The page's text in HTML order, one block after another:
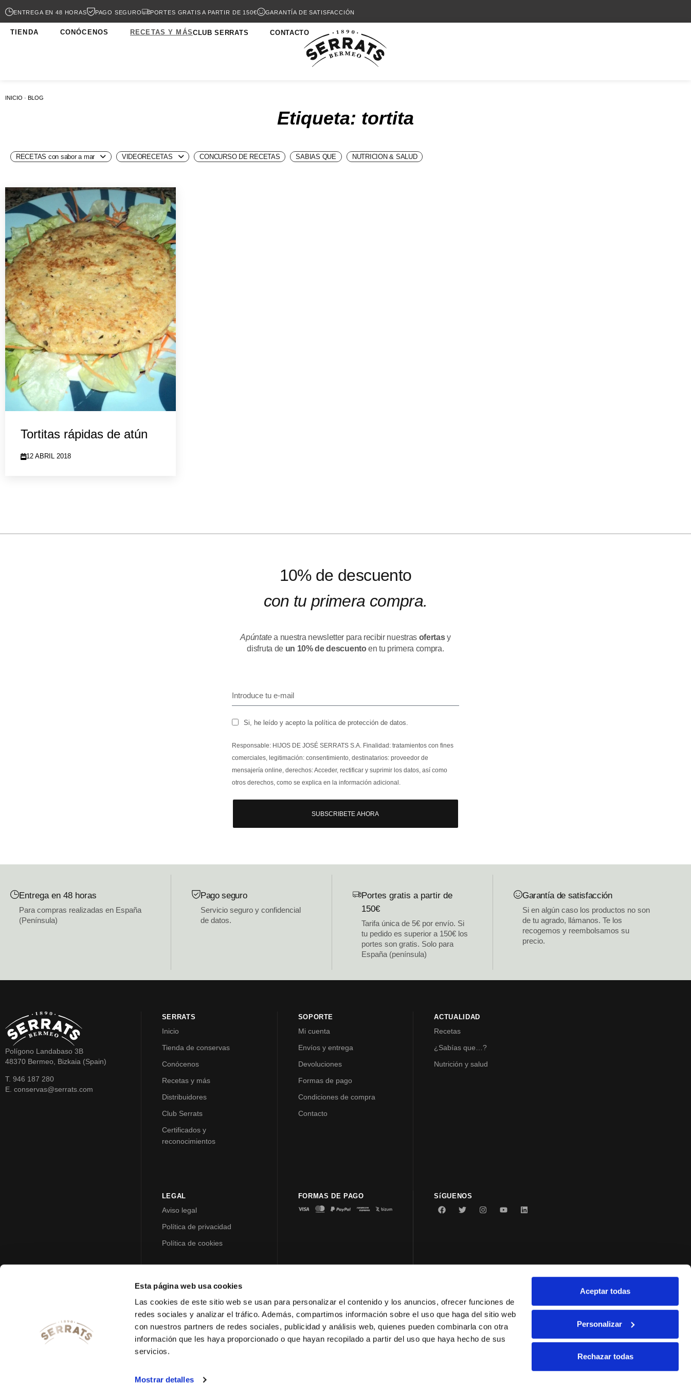
Esta página web usa cookies
Las cookies de este sitio web se usan para personalizar el contenido y los anuncios, ofrecer funciones de
redes sociales y analizar el tráfico. Además, compartimos información sobre el uso que haga del sitio web
con nuestros partners de redes sociales, publicidad y análisis web, quienes pueden combinarla con otra
información que les haya proporcionado o que hayan recopilado a partir del uso que haya hecho de sus
servicios.
Mostrar detalles
Aceptar todas
Personalizar
Rechazar todas
ENTREGA EN 48 HORAS PAGO SEGURO PORTES GRATIS A PARTIR DE 150€ GARANTÍA DE SATISFACCIÓN
TIENDA CONÓCENOS RECETAS Y MÁSCLUB SERRATS CONTACTO
INICIO · BLOG
Etiqueta: tortita
RECETAS con sabor a mar VIDEORECETAS CONCURSO DE RECETAS SABIAS QUE NUTRICION & SALUD
Tortitas rápidas de atún
12 ABRIL 2018
10% de descuento
con tu primera compra.
Apúntatea nuestra newsletter para recibir nuestras ofertasy
disfruta de un 10% de descuentoen tu primera compra.
Si, he leído y acepto la política de protección de datos.
Responsable: HIJOS DE JOSÉ SERRATS S.A. Finalidad: tratamientos con fines
comerciales, legitimación: consentimiento, destinatarios: proveedor de
mensajería online, derechos: Acceder, rectificar y suprimir los datos, así como
otros derechos, como se explica en la información adicional.
SUBSCRIBETE AHORA
Entrega en 48 horas
Para compras realizadas en España
(Península)
Pago seguro
Servicio seguro y confidencial
de datos.
Portes gratis a partir de
150€
Tarifa única de 5€ por envío. Si
tu pedido es superior a 150€ los
portes son gratis. Solo para
España (península)
Garantía de satisfacción
Si en algún caso los productos no son
de tu agrado, llámanos. Te los
recogemos y reembolsamos su
precio.
Polígono Landabaso 3B
48370 Bermeo, Bizkaia (Spain)
T. 946 187 280
E. conservas@serrats.com
SERRATS
Inicio
Tienda de conservas
Conócenos
Recetas y más
Distribuidores
Club Serrats
Certificados y
reconocimientos
SOPORTE
Mi cuenta
Envíos y entrega
Devoluciones
Formas de pago
Condiciones de compra
Contacto
ACTUALIDAD
Recetas
¿Sabías que…?
Nutrición y salud
LEGAL
Aviso legal
Política de privacidad
Política de cookies
FORMAS DE PAGO SíGUENOS
© 2023 Conservas Serrats